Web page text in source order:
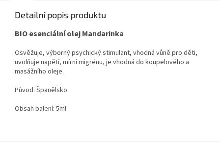
Detailní popis produktu
BIO esenciální olej Mandarinka
Osvěžuje, výborný psychický stimulant, vhodná vůně pro děti,
uvolňuje napětí, mírní migrénu, je vhodná do koupelového a
masážního oleje.
Původ: Španělsko
Obsah balení: 5ml